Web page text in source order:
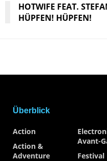
HOTWIFE FEAT.
HÜPFEN! HÜPFEN!
Überblick
Action
Action &
Adventure
Avant-
Festival